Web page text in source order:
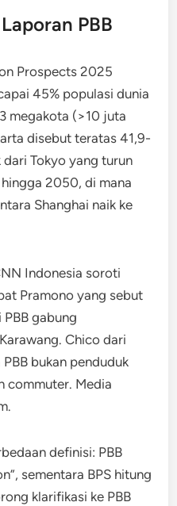
PBB
Prospects 2025
45% populasi dunia
megakota (>10 juta
disebut teratas 41,9-
Tokyo yang turun
2050, di mana
Shanghai naik ke
Indonesia soroti
Pramono yang sebut
gabung
Chico dari
bukan penduduk
commuter. Media
definisi: PBB
sementara BPS hitung
klarifikasi ke PBB